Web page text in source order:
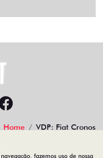
Home VDP: Fiat Cronos
maior é a vida.
fazemos uso de nossa